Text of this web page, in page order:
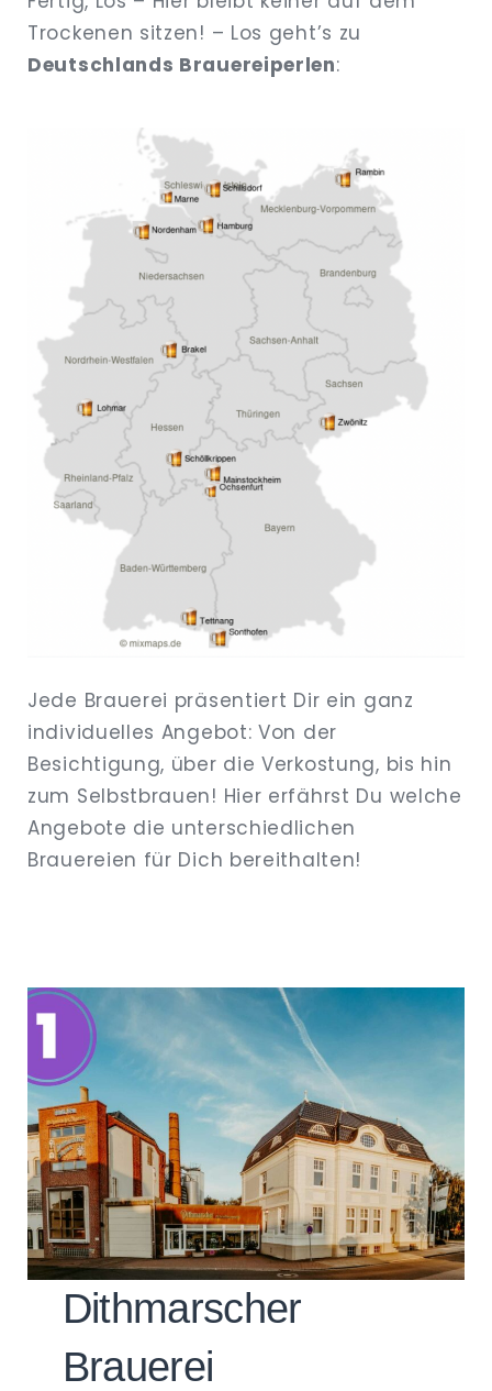
Trockenen sitzen! – Los geht’s zu
Deutschlands Brauereiperlen:
Jede Brauerei präsentiert Dir ein ganz
individuelles Angebot: Von der
Besichtigung, über die Verkostung, bis hin
zum Selbstbrauen! Hier erfährst Du welche
Angebote die unterschiedlichen
Brauereien für Dich bereithalten!
Dithmarscher
Brauerei